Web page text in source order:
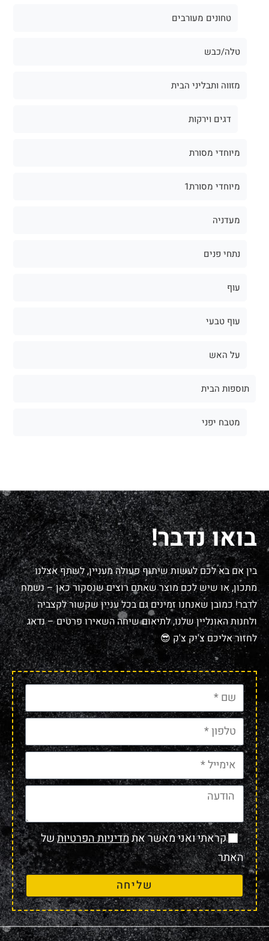
טחונים מעורבים
טלה/כבש
מזווה ותבליני הבית
דגים וירקות
מיוחדי מסורת
מיוחדי מסורת1
מעדניה
נתחי פנים
עוף
עוף טבעי
על האש
תוספות הבית
מטבח יפני
בואו נדבר!
בין אם בא לכם לעשות שיתוף פעולה מעניין, לשתף אצלנו
מתכון, או שיש לכם מוצר שאתם רוצים שנסקור כאן – נשמח
לדבר! כמובן שאנחנו זמינים גם בכל עניין שקשור לקצביה
ולחנות האונליין שלנו, לתיאום שיחה השאירו פרטים – נדאג
לחזור אליכם צ'יק צ'ק 😎
קראתי ואני מאשר אתמדיניות הפרטיותשל
האתר
שליחה